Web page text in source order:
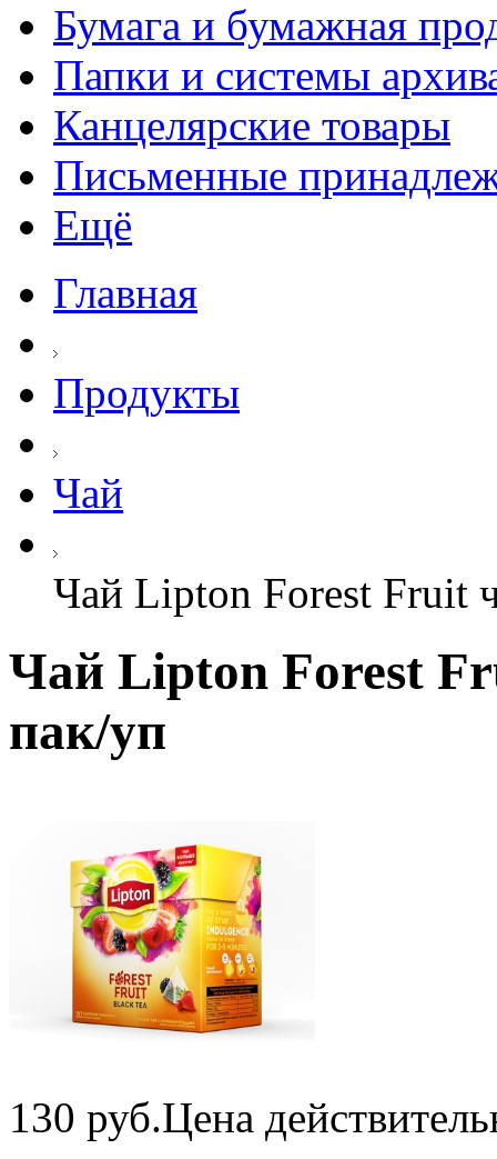
Бумага и бумажная
Папки и системы
Канцелярские товары
Письменные
Ещё
Главная
Продукты
Чай
Чай Lipton Forest Fruit
Чай Lipton Forest
пак/уп
130 руб.Цена